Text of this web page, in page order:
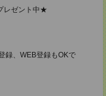
レゼント中★
録、WEB登録もOKで